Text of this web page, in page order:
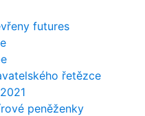
futures
řetězce
peněženky